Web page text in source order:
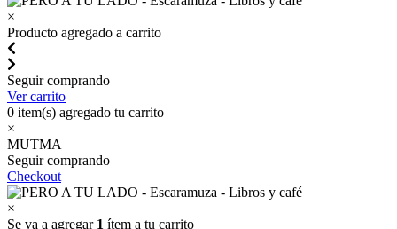
×
Producto agregado a carrito
Seguir comprando
Ver carrito
0 item(s) agregado tu carrito
×
MUTMA
Seguir comprando
Checkout
×
Se va a agregar 1 ítem a tu carrito